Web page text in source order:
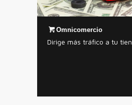
Omnicomercio
Dirige más tráfico a tu